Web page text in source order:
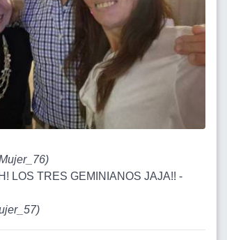
)
LOS TRES GEMINIANOS JAJA!! -
)